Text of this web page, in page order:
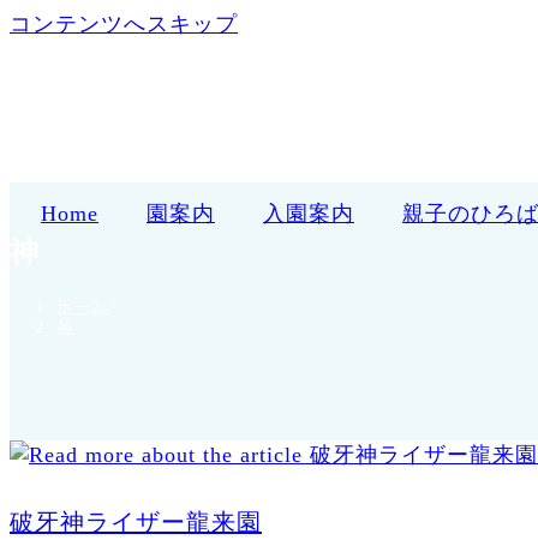
コンテンツへスキップ
Home 園案内 入園案内 親子のひろば
破牙神ライザー龍来園